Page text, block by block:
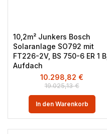
10,2m² Junkers Bosch
Solaranlage SO792 mit
FT226-2V, BS 750-6 ER 1 B,
Aufdach
19.025,13€
10.298,82 €
In den Warenkorb